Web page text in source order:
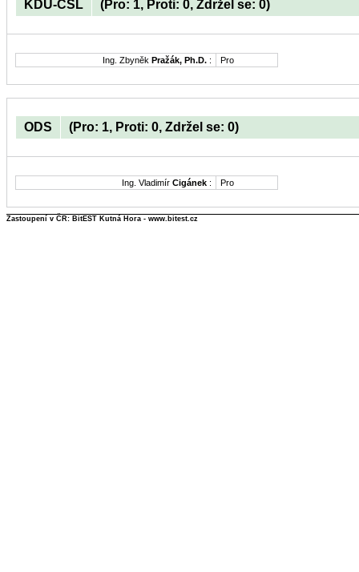
KDU-ČSL (Pro: 1, Proti: 0, Zdržel se: 0)
Ing. Zbyněk Pražák, Ph.D. : Pro
ODS (Pro: 1, Proti: 0, Zdržel se: 0)
Ing. Vladimír Cigánek : Pro
Zastoupení v ČR: BitEST Kutná Hora - www.bitest.cz